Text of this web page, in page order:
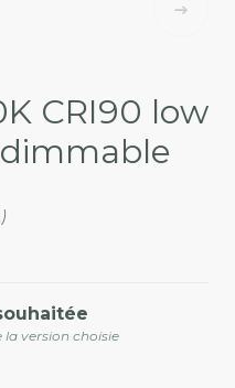
CRI90 low
la version choisie